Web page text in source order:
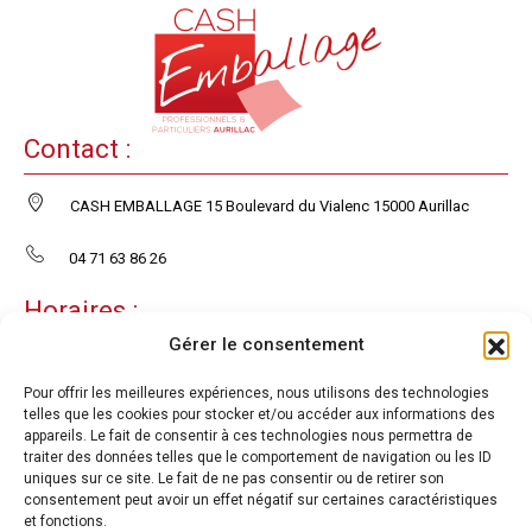
Gérer le consentement
Pour offrir les meilleures expériences, nous utilisons des technologies
telles que les cookies pour stocker et/ou accéder aux informations des
appareils. Le fait de consentir à ces technologies nous permettra de
traiter des données telles que le comportement de navigation ou les ID
uniques sur ce site. Le fait de ne pas consentir ou de retirer son
consentement peut avoir un effet négatif sur certaines caractéristiques
et fonctions.
Contact :
CASH EMBALLAGE 15 Boulevard du Vialenc 15000 Aurillac
04 71 63 86 26
Horaires :
08:30-12:00 14:00-18:00
Fermé le samedi et le dimanche
Aide :